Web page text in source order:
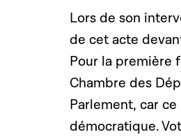
Lors de son
de cet acte
Pour la première
Chambre des
Parlement, car
démocratique.